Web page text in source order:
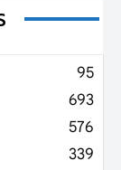
95
693
576
339